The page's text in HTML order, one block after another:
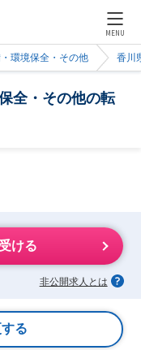
MENU
環境保全・その他 香川
全・その他の転
ける
非公開求人とは
る